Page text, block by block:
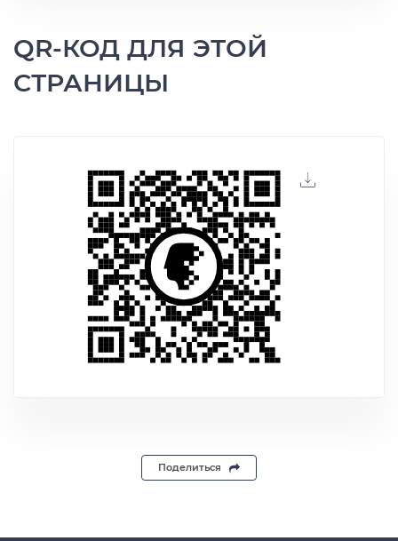
QR-КОД ДЛЯ ЭТОЙ
СТРАНИЦЫ
Поделиться